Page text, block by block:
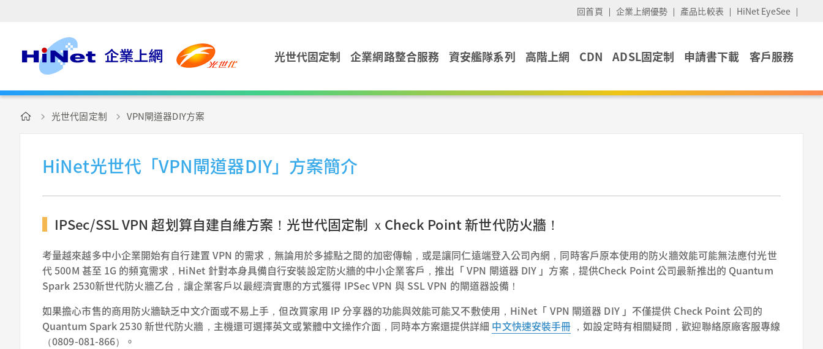
回首頁 企業上網優勢 產品比較表 HiNet EyeSee
光世代固定制 企業網路整合服務 資安艦隊系列 高階上網 CDN ADSL固定制 申請書下載 客戶服務
光世代固定制 VPN閘道器DIY方案
HiNet光世代「VPN閘道器DIY」方案簡介
IPSec/SSL VPN 超划算自建自維方案！光世代固定制 ｘCheck Point 新世代防火牆！
考量越來越多中小企業開始有自行建置 VPN 的需求，無論用於多據點之間的加密傳輸，或是讓同仁遠端登入公司內網，同時客戶原本使用的防火牆效能可能無法應付光世
代 500M 甚至 1G 的頻寬需求，HiNet 針對本身具備自行安裝設定防火牆的中小企業客戶，推出「 VPN 閘道器 DIY 」方案，提供Check Point 公司最新推出的 Quantum
Spark 2530新世代防火牆乙台，讓企業客戶以最經濟實惠的方式獲得 IPSec VPN 與 SSL VPN 的閘道器設備！
如果擔心市售的商用防火牆缺乏中文介面或不易上手，但改買家用 IP 分享器的功能與效能可能又不敷使用，HiNet「 VPN 閘道器 DIY 」不僅提供 Check Point 公司的
Quantum Spark 2530 新世代防火牆，主機還可選擇英文或繁體中文操作介面，同時本方案還提供詳細 中文快速安裝手冊 ，如設定時有相關疑問，歡迎聯絡原廠客服專線
（0809-081-866）。